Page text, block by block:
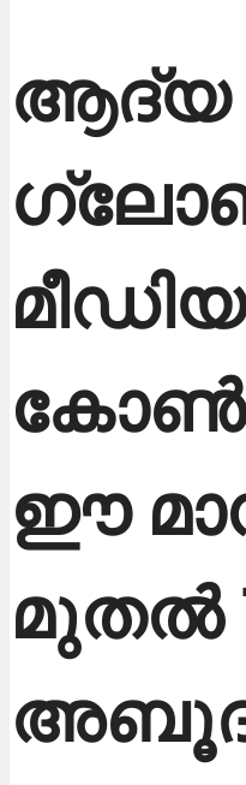
ആദ്യ
മീഡിയ
ഈ
മുതൽ